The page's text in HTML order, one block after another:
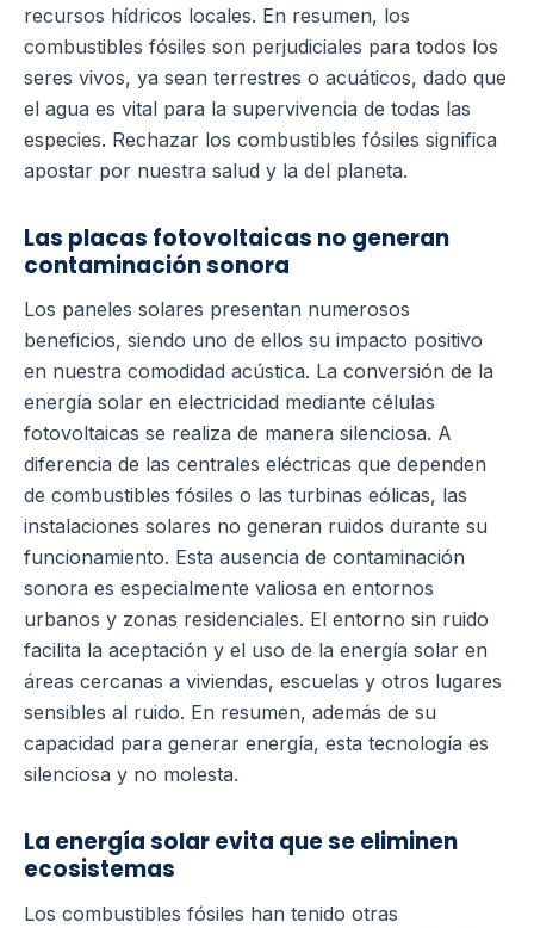
recursos hídricos locales. En resumen, los
combustibles fósiles son perjudiciales para todos los
seres vivos, ya sean terrestres o acuáticos, dado que
el agua es vital para la supervivencia de todas las
especies. Rechazar los combustibles fósiles significa
apostar por nuestra salud y la del planeta.
Las placas fotovoltaicas no generan
contaminación sonora
Los paneles solares presentan numerosos
beneficios, siendo uno de ellos su impacto positivo
en nuestra comodidad acústica. La conversión de la
energía solar en electricidad mediante células
fotovoltaicas se realiza de manera silenciosa. A
diferencia de las centrales eléctricas que dependen
de combustibles fósiles o las turbinas eólicas, las
instalaciones solares no generan ruidos durante su
funcionamiento. Esta ausencia de contaminación
sonora es especialmente valiosa en entornos
urbanos y zonas residenciales. El entorno sin ruido
facilita la aceptación y el uso de la energía solar en
áreas cercanas a viviendas, escuelas y otros lugares
sensibles al ruido. En resumen, además de su
capacidad para generar energía, esta tecnología es
silenciosa y no molesta.
La energía solar evita que se eliminen
ecosistemas
Los combustibles fósiles han tenido otras